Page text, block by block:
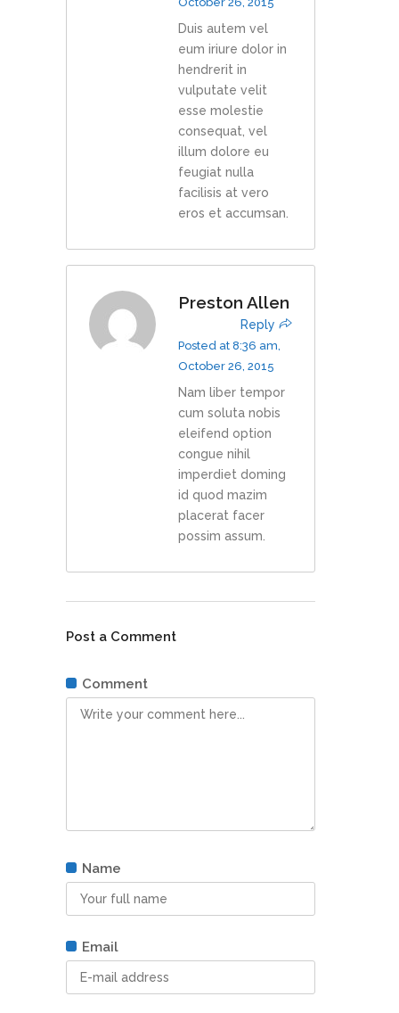
Duis autem vel
eum iriure dolor in
hendrerit in
vulputate velit
esse molestie
consequat, vel
illum dolore eu
feugiat nulla
facilisis at vero
eros et accumsan.
Preston Allen
Reply
Posted at 8:36 am,
October 26, 2015
Nam liber tempor
cum soluta nobis
eleifend option
congue nihil
imperdiet doming
id quod mazim
placerat facer
possim assum.
Post a Comment
Comment
Name
Email